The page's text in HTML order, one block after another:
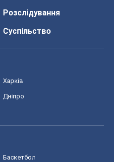
Розслідування
Суспільство
Харків
Дніпро
Баскетбол